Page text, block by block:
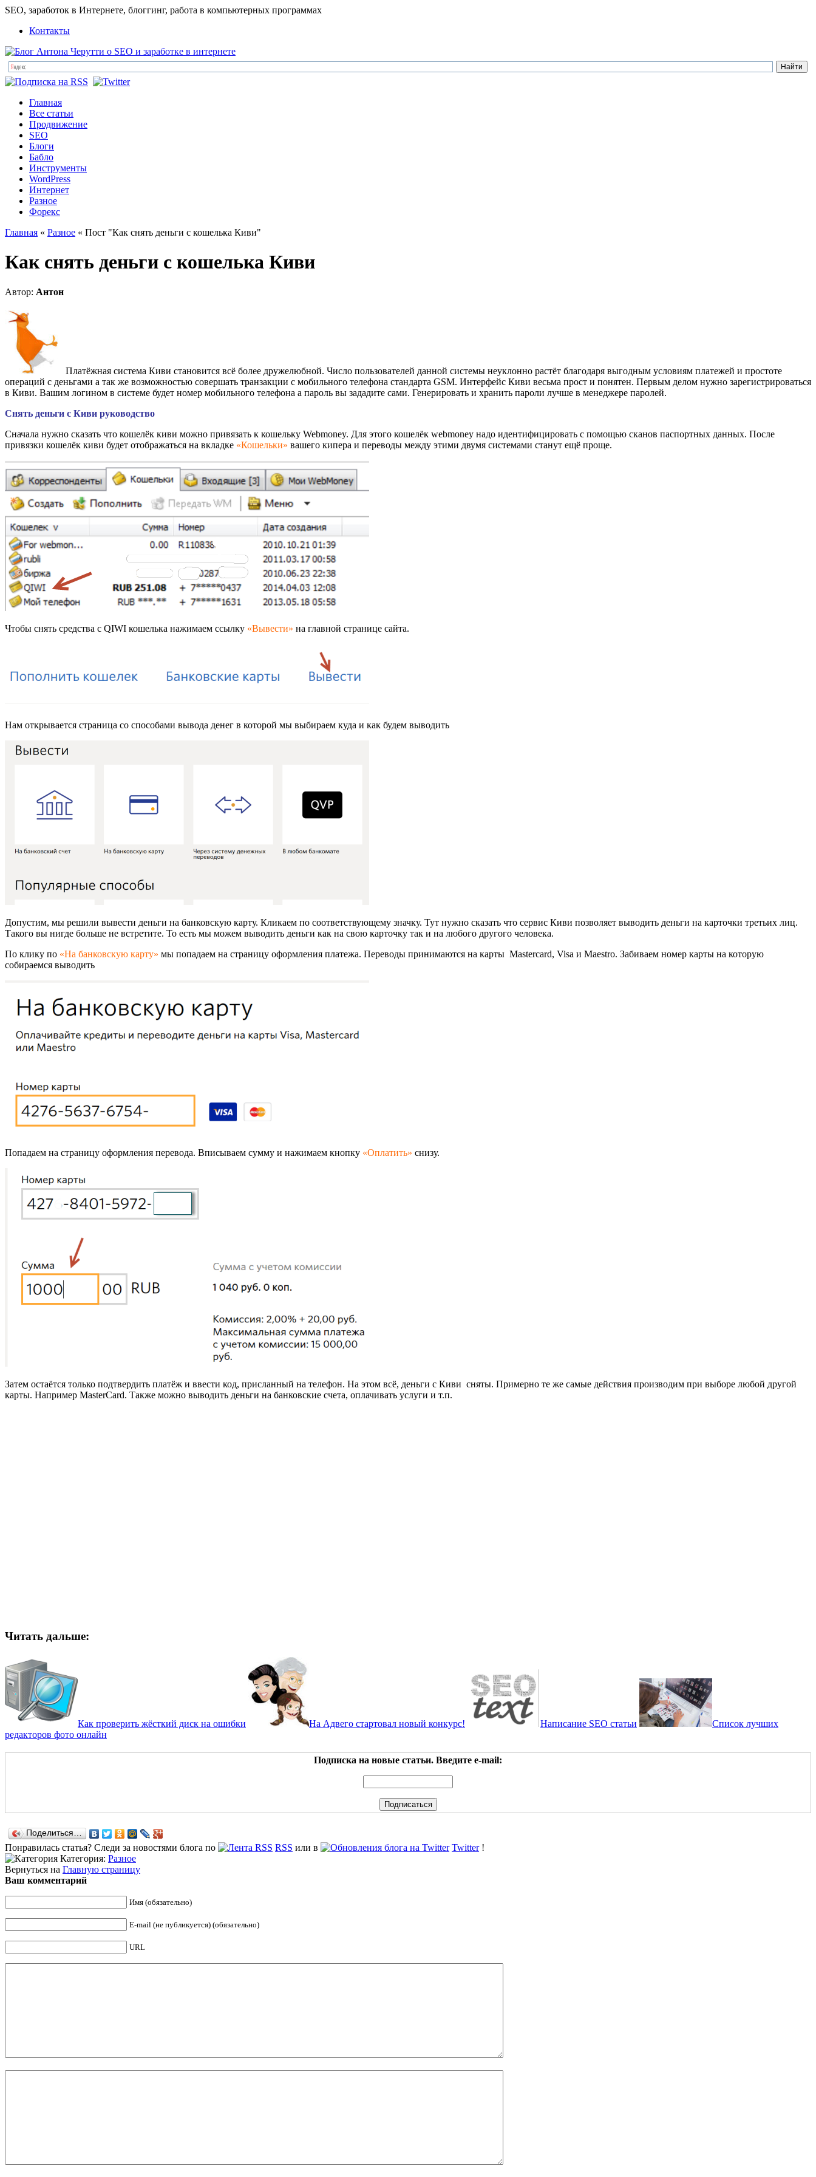
SEO, заработок в Интернете, блоггинг, работа в компьютерных программах
Контакты
Главная
Все статьи
Продвижение
SEO
Блоги
Бабло
Инструменты
WordPress
Интернет
Разное
Форекс
Главная « Разное « Пост "Как снять деньги с кошелька Киви"
Как снять деньги с кошелька Киви
Автор: Антон
Платёжная система Киви становится всё более дружелюбной. Число пользователей данной системы неуклонно растёт благодаря выгодным условиям платежей и простоте
операций с деньгами а так же возможностью совершать транзакции с мобильного телефона стандарта GSM. Интерфейс Киви весьма прост и понятен. Первым делом нужно зарегистрироваться
в Киви. Вашим логином в системе будет номер мобильного телефона а пароль вы зададите сами. Генерировать и хранить пароли лучше в менеджере паролей.
Снять деньги с Киви руководство
Сначала нужно сказать что кошелёк киви можно привязать к кошельку Webmoney. Для этого кошелёк webmoney надо идентифицировать с помощью сканов паспортных данных. После
привязки кошелёк киви будет отображаться на вкладке «Кошельки» вашего кипера и переводы между этими двумя системами станут ещё проще.
Чтобы снять средства с QIWI кошелька нажимаем ссылку «Вывести» на главной странице сайта.
Нам открывается страница со способами вывода денег в которой мы выбираем куда и как будем выводить
Допустим, мы решили вывести деньги на банковскую карту. Кликаем по соответствующему значку. Тут нужно сказать что сервис Киви позволяет выводить деньги на карточки третьих лиц.
Такого вы нигде больше не встретите. То есть мы можем выводить деньги как на свою карточку так и на любого другого человека.
По клику по «На банковскую карту» мы попадаем на страницу оформления платежа. Переводы принимаются на карты Mastercard, Visa и Maestro. Забиваем номер карты на которую
собираемся выводить
Попадаем на страницу оформления перевода. Вписываем сумму и нажимаем кнопку «Оплатить» снизу.
Затем остаётся только подтвердить платёж и ввести код, присланный на телефон. На этом всё, деньги с Киви сняты. Примерно те же самые действия производим при выборе любой другой
карты. Например MasterCard. Также можно выводить деньги на банковские счета, оплачивать услуги и т.п.
Читать дальше:
Как проверить жёсткий диск на ошибки На Адвего стартовал новый конкурс! Написание SEO статьи
Список лучших
редакторов фото онлайн
Подписка на новые статьи. Введите e-mail:
Поделиться…
Понравилась статья? Следи за новостями блога по RSS или в Twitter!
Категория: Разное
Вернуться на Главную страницу
Ваш комментарий
Имя (обязательно)
E-mail (не публикуется) (обязательно)
URL